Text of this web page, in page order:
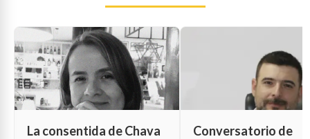
La consentida de Chava
Conversatorio de